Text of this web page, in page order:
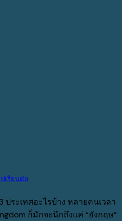
เรียนต่อ
ประเทศอะไรบ้าง หลายคนเวลา
ก็มักจะนึกถึงแค่ “อังกฤษ”